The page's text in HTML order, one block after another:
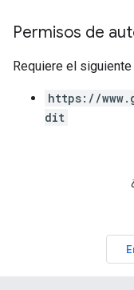
Permisos de
Requiere el siguiente
https://
dit